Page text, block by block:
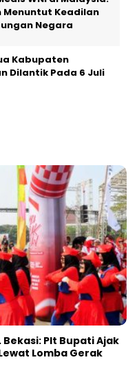
Menuntut Keadilan
Negara
Kabupaten
Dilantik Pada 6 Juli
Plt Bupati Ajak
Lomba Gerak